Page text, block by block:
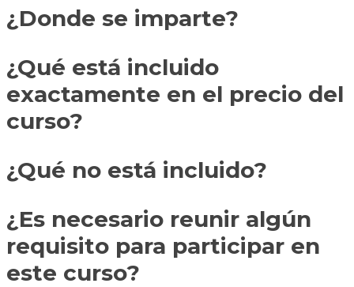
¿Donde se imparte?
¿Qué está incluido
exactamente en el precio del
curso?
¿Qué no está incluido?
¿Es necesario reunir algún
requisito para participar en
este curso?